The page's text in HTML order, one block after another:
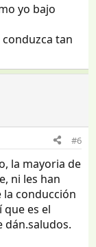
yo bajo
tan
#6
la mayoria de
ni les han
la conducción
es el
dán.saludos.